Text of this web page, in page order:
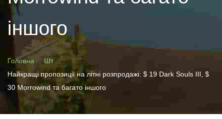
іншого
Головна
Шт
Найкращі пропозиції на літні розпродажі: $ 19 Dark Souls III, $
30 Morrowind та багато іншого